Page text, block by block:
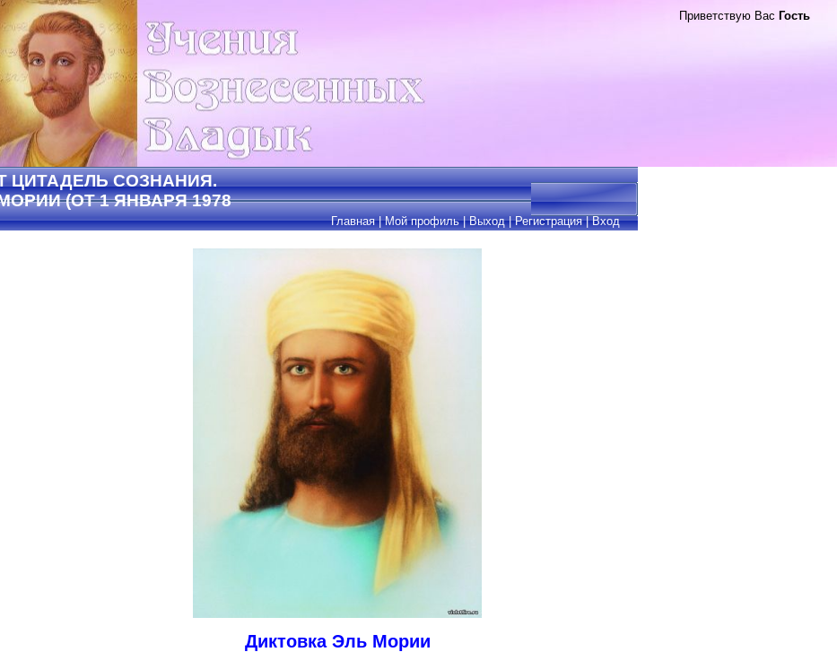
Приветствую Вас Гость
ЦИТАДЕЛЬ СОЗНАНИЯ.
(ОТ 1 ЯНВАРЯ 1978
Главная|Мой профиль|Выход|Регистрация|Вход
Диктовка Эль Мории